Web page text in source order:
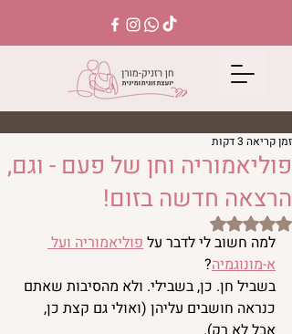
פוליאמוריה וחן של פעם - וגם,
הרצאה חדשה בזום!
זמן קריאה 3 דקות
דירוג של NaN מתוך 5 כוכבים
למה חשוב לי לדבר על פוליאמוריה ועל
א-מונוגמיה?
בשביל חן. כן, בשבילי. ולא מהסיבות שאתם
כנראה חושבים עליהן (ואולי גם קצת כן,